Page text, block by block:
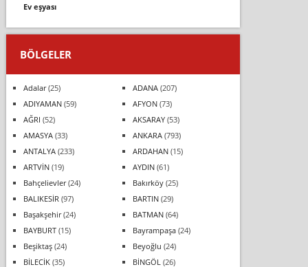
ev eşyasi
BÖLGELER
Adalar(25) ADANA(207)
ADIYAMAN(59) AFYON(73)
AĞRI (52) AKSARAY(53)
AMASYA(33) ANKARA(793)
ANTALYA(233) ARDAHAN(15)
ARTVİN(19) AYDIN(61)
Bahçelievler(24) Bakırköy(25)
BALIKESİR (97) BARTIN(29)
Başakşehir(24) BATMAN(64)
BAYBURT(15) Bayrampaşa(24)
Beşiktaş(24) Beyoğlu (24)
BİLECİK(35) BİNGÖL (26)